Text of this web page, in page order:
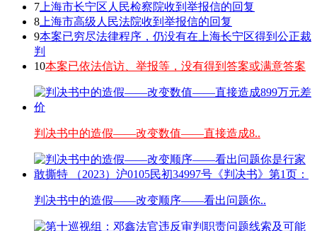
7 上海市长宁区人民检察院收到举报信的回复
8 上海市高级人民法院收到举报信的回复
9本案已穷尽法律程序，仍没有在上海长宁区得到公正裁
判
10本案已依法信访、举报等，没有得到答案或满意答案
判决书中的造假——改变数值——直接造成8..
判决书中的造假——改变顺序——看出问题你..